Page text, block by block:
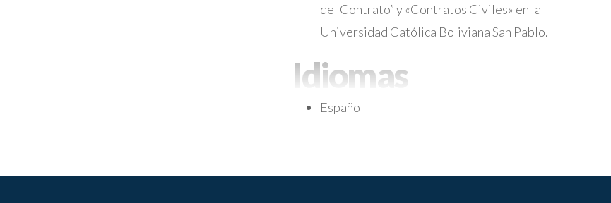
del Contrato” y «Contratos Civiles» en la
Universidad Católica Boliviana San Pablo.
Idiomas
Español